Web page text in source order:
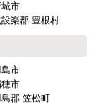
？】
城市
楽郡 豊根村
市
市
郡 笠松町